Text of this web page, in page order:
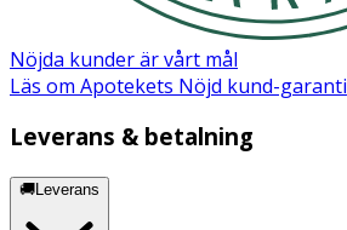
Nöjda kunder är vårt mål
Läs om Apotekets Nöjd kund-garanti
Leverans & betalning
🚚Leverans